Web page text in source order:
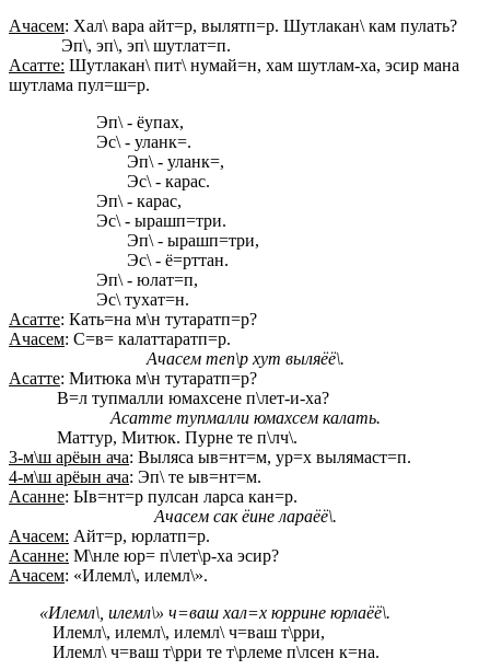
Ачасем: Хал\ вара айт=р, вылятп=р. Шутлакан\ кам пулать?
Эп\, эп\, эп\ шутлат=п.
Асатте: Шутлакан\ пит\ нумай=н, хам шутлам-ха, эсир мана
шутлама пул=ш=р.
Эп\ - ёупах,
Эс\ - уланк=.
Эп\ - уланк=,
Эс\ - карас.
Эп\ - карас,
Эс\ - ырашп=три.
Эп\ - ырашп=три,
Эс\ - ё=рттан.
Эп\ - юлат=п,
Эс\ тухат=н.
Асатте: Кать=на м\н тутаратп=р?
Ачасем: С=в= калаттаратп=р.
Ачасем теп\р хут выляёё\.
Асатте: Митюка м\н тутаратп=р?
В=л тупмалли юмахсене п\лет-и-ха?
Асатте тупмалли юмахсем калать.
Маттур, Митюк. Пурне те п\лч\.
3-м\ш арёын ача: Выляса ыв=нт=м, ур=х вылямаст=п.
4-м\ш арёын ача: Эп\ те ыв=нт=м.
Асанне: Ыв=нт=р пулсан ларса кан=р.
Ачасем сак ёине лараёё\.
Ачасем: Айт=р, юрлатп=р.
Асанне: М\нле юр= п\лет\р-ха эсир?
Ачасем: «Илемл\, илемл\».
«Илемл\, илемл\» ч=ваш хал=х юррине юрлаёё\.
Илемл\, илемл\, илемл\ ч=ваш т\рри,
Илемл\ ч=ваш т\рри те т\рлеме п\лсен к=на.